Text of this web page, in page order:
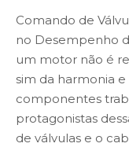
Comando de
no Desempenho
um motor não é
sim da harmonia
componentes
protagonistas
de válvulas e o